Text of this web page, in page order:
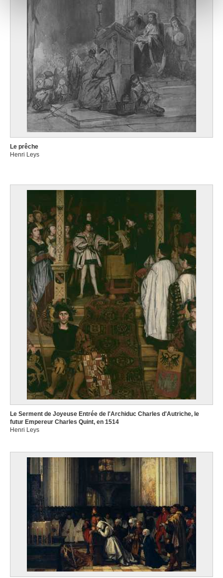
notre site avec nos partenaires de médias sociaux, de
publicité et d'analyse, qui peuvent combiner celles-ci
avec d'autres informations que vous leur avez fournies
ou qu'ils ont collectées lors de votre utilisation de leurs
services.
Le prêche
Henri Leys
Le Serment de Joyeuse Entrée de l'Archiduc Charles d'Autriche, le
futur Empereur Charles Quint, en 1514
Henri Leys